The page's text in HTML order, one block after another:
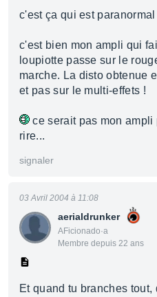
c'est ça qui est paranormal
c'est bien mon ampli qui
loupiotte passe sur le
marche. La disto obtenue
et pas sur le multi-effets !
ce serait pas mon
rire...
signaler
aerialdrunker
AFicionado·a
Membre depuis 22 ans
03 Avril 2004 à 11:08
Et quand tu branches